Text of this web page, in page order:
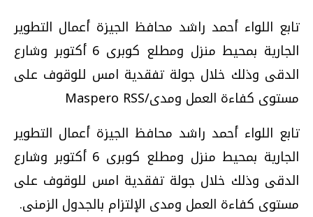
تابع اللواء أحمد راشد محافظ الجيزة أعمال التطوير
الجارية بمحيط منزل ومطلع كوبرى 6 أكتوبر وشارع
الدقى وذلك خلال جولة تفقدية امس للوقوف على
مستوى كفاءة العمل ومدى/Maspero RSS
تابع اللواء أحمد راشد محافظ الجيزة أعمال التطوير
الجارية بمحيط منزل ومطلع كوبرى 6 أكتوبر وشارع
الدقى وذلك خلال جولة تفقدية امس للوقوف على
مستوى كفاءة العمل ومدى الإلتزام بالجدول الزمنى.